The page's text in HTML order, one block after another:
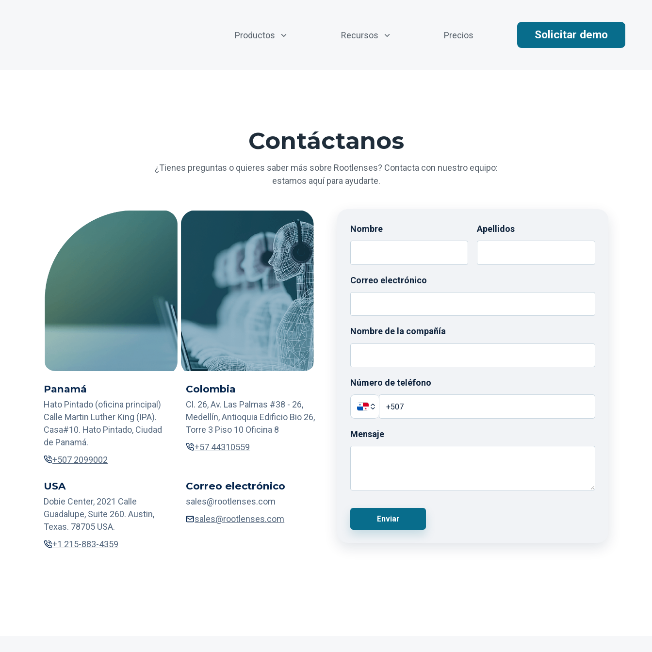
Productos Recursos Precios Solicitar demo
Contáctanos
¿Tienes preguntas o quieres saber más sobre Rootlenses? Contacta con nuestro equipo:
estamos aquí para ayudarte.
Panamá
Hato Pintado (oficina principal)
Calle Martin Luther King (IPA).
Casa#10. Hato Pintado, Ciudad
de Panamá.
+507 2099002
Colombia
Cl. 26, Av. Las Palmas #38 - 26,
Medellín, Antioquia Edificio Bio 26,
Torre 3 Piso 10 Oficina 8
+57 44310559
USA
Dobie Center, 2021 Calle
Guadalupe, Suite 260. Austin,
Texas. 78705 USA.
+1 215-883-4359
Correo electrónico
sales@rootlenses.com
sales@rootlenses.com
Nombre Apellidos
Correo electrónico
Nombre de la compañía
Número de teléfono
Mensaje
Enviar